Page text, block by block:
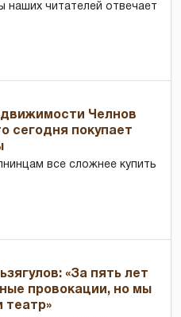
наших читателей отвечает
Челнов
сегодня покупает
все сложнее купить
«За пять лет
провокации, но мы
театр»